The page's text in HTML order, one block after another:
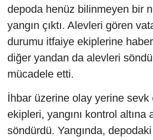
depoda henüz bilinmeyen bir
yangın çıktı. Alevleri gören
durumu itfaiye ekiplerine
diğer yandan da alevleri
mücadele etti.
İhbar üzerine olay yerine
ekipleri, yangını kontrol altına
söndürdü. Yangında,